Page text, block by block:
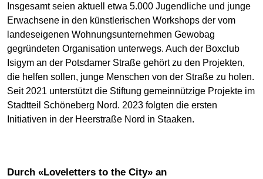
Insgesamt seien aktuell etwa 5.000 Jugendliche und junge
Erwachsene in den künstlerischen Workshops der vom
landeseigenen Wohnungsunternehmen Gewobag
gegründeten Organisation unterwegs. Auch der Boxclub
Isigym an der Potsdamer Straße gehört zu den Projekten,
die helfen sollen, junge Menschen von der Straße zu holen.
Seit 2021 unterstützt die Stiftung gemeinnützige Projekte im
Stadtteil Schöneberg Nord. 2023 folgten die ersten
Initiativen in der Heerstraße Nord in Staaken.
Durch «Loveletters to the City» an